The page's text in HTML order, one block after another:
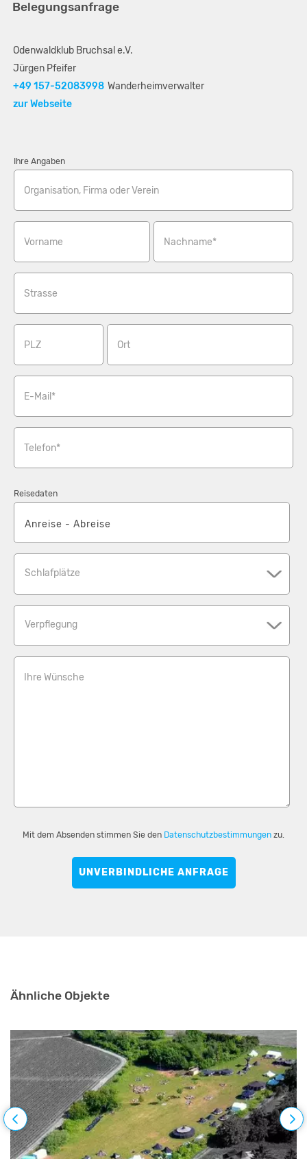
An der S-Bahn Haltestelle "Bruchsal - Gewerbliches
Karlsruhe oder die S31/S32 von Karlsruhe oder Rastatt. An der
Haltestelle sind genügend Parkplätze vorhanden.
Navi Koordinaten: 49.105905 8.582036
Belegungsanfrage
Odenwaldklub Bruchsal e.V.
Jürgen Pfeifer
+49 157-52083998 Wanderheimverwalter
zur Webseite
Ihre Angaben
Organisation, Firma oder Verein
Vorname Nachname*
Strasse
PLZ Ort
E-Mail*
Telefon*
Reisedaten
Schlafplätze
Verpflegung
Ihre Wünsche
Mit dem Absenden stimmen Sie den Datenschutzbestimmungen zu.
UNVERBINDLICHE ANFRAGE
Ähnliche Objekte